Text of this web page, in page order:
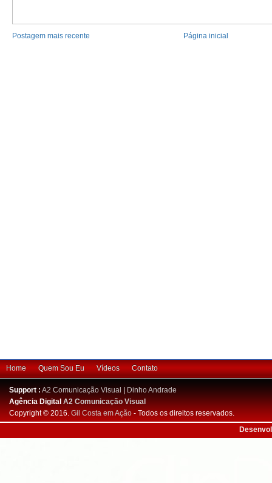
Postagem mais recente Página inicial
Home Quem Sou Eu Vídeos Contato
Support : A2 Comunicação Visual
Dinho Andrade
Agência DigitalA2 Comunicação Visual
Copyright © 2016. Gil Costa em Ação - Todos os direitos reservados.